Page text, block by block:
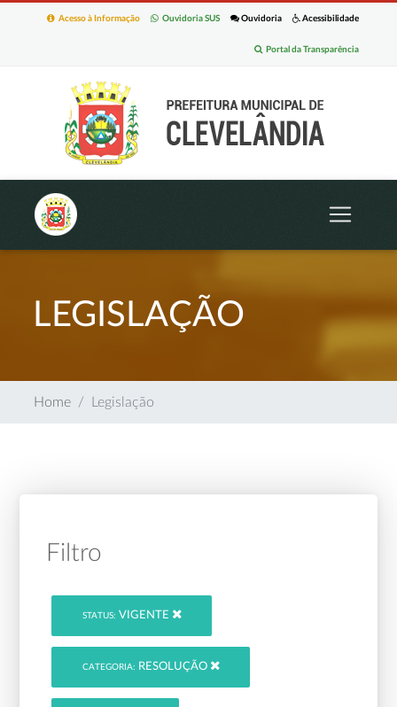
Acessibilidade
Ouvidoria
Ouvidoria SUS
Acesso à Informação
Portal da Transparência
LEGISLAÇÃO
Home Legislação
Filtro
STATUS: VIGENTE
CATEGORIA: RESOLUÇÃO